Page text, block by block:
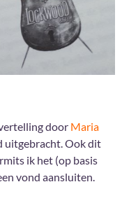
door Maria
uitgebracht. Ook dit
ik het (op basis
vond aansluiten.